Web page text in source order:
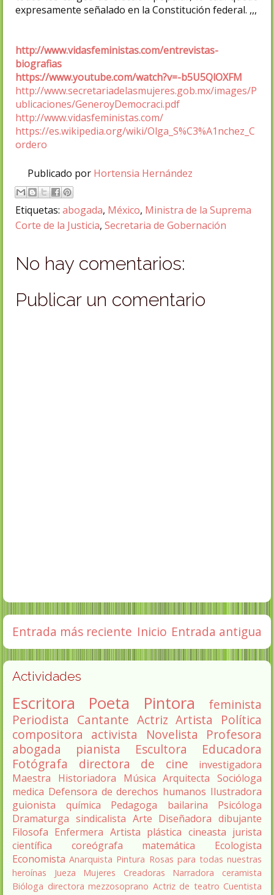
expresamente señalado en la Constitución federal. ,,,
http://www.vidasfeministas.com/entrevistas-
biografias
https://www.youtube.com/watch?v=-b5U5QlOXFM
http://www.secretariadelasmujeres.gob.mx/images/P
ublicaciones/GeneroyDemocraci.pdf
http://www.vidasfeministas.com/
https://es.wikipedia.org/wiki/Olga_S%C3%A1nchez_C
ordero
Publicado por Hortensia Hernández
Etiquetas: abogada, México, Ministra de la Suprema
Corte de la Justicia, Secretaria de Gobernación
No hay comentarios:
Publicar un comentario
Entrada más reciente Entrada antigua
Inicio
Actividades
Escritora Poeta Pintora
feminista
Periodista Cantante Actriz Artista
Política
compositora activista Novelista
Profesora
abogada
pianista Escultora
Educadora
Fotógrafa
directora de cine
investigadora
Maestra
Historiadora Música Arquitecta Socióloga
medica Defensora de derechos humanos Ilustradora
guionista
química Pedagoga bailarina
Psicóloga
Dramaturga sindicalista Arte Diseñadora dibujante
Filosofa Enfermera Artista plástica cineasta jurista
científica
coreógrafa matemática
Ecologista
Economista Anarquista Pintura Rosas para todas nuestras
heroínas
Jueza Mujeres Creadoras Narradora
ceramista
Bióloga directora mezzosoprano Actriz de teatro Cuentista